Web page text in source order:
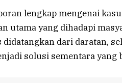
lengkap mengenai
utama yang dihadapi
dari daratan,
solusi sementara yang